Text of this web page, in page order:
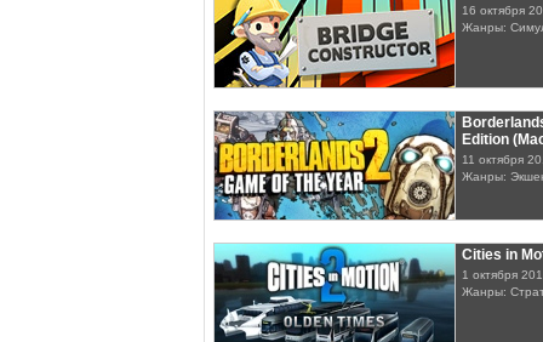
16 октября
Жанры:
Edition
11 октября
Жанры:
Cities in
1 октября
Жанры: